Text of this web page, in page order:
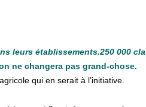
leurs établissements.250 000
ne changera pas grand-chose.
qui en serait à l’initiative.